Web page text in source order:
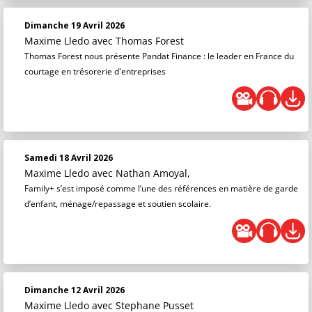
Dimanche 19 Avril 2026
Maxime Lledo avec Thomas Forest
Thomas Forest nous présente Pandat Finance : le leader en France du
courtage en trésorerie d'entreprises
Samedi 18 Avril 2026
Maxime Lledo avec Nathan Amoyal,
Family+ s’est imposé comme l’une des références en matière de garde
d’enfant, ménage/repassage et soutien scolaire.
Dimanche 12 Avril 2026
Maxime Lledo avec Stephane Pusset